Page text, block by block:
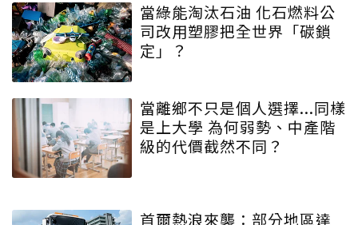
當綠能淘汰石油 化石燃料公
司改用塑膠把全世界「碳鎖
定」？
當離鄉不只是個人選擇...同樣
是上大學 為何弱勢、中產階
級的代價截然不同？
首爾熱浪來襲：部分地區達